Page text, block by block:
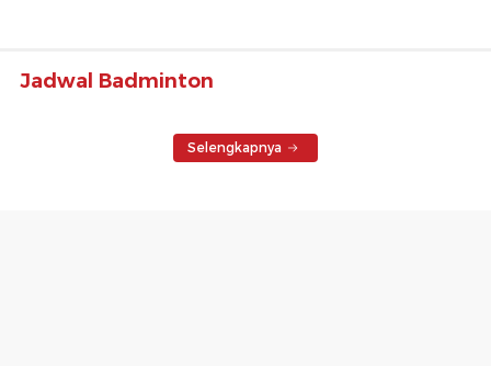
Jadwal Badminton
Selengkapnya